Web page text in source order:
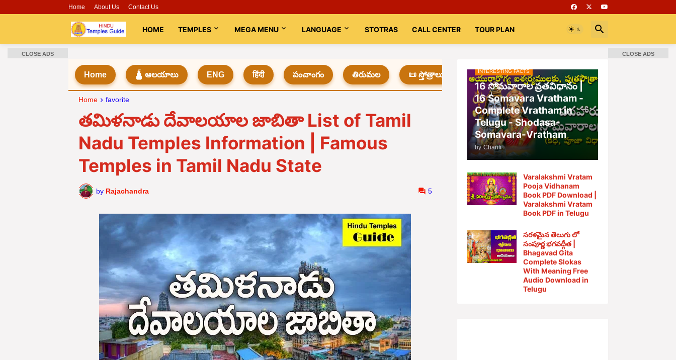
Home About Us Contact Us
HOME TEMPLES MEGA MENU LANGUAGE STOTRAS CALL CENTER TOUR PLAN
Home 🛕 ఆలయాలు ENG हिंदी పంచాంగం తిరుమల 📜 స్తోత్రాలు 📚 Books Rooms భగవద్గీత
Home favorite
తమిళనాడు దేవాలయాల జాబితా List of Tamil
Nadu Temples Information | Famous
Temples in Tamil Nadu State
by Rajachandra 5
INTERESTING FACTS
16 సోమవారాల వ్రతవిధానం |
16 Somavara Vratham -
Complete Vratham in
Telugu - Shodasa-
Somavara-Vratham
by Chanti
Varalakshmi Vratam
Pooja Vidhanam
Book PDF Download |
Varalakshmi Vratam
Book PDF in Telugu
సరళమైన తెలుగు లో
సంపూర్ణ భగవద్గీత |
Bhagavad Gita
Complete Slokas
With Meaning Free
Audio Download in
Telugu
CLOSE ADS CLOSE ADS